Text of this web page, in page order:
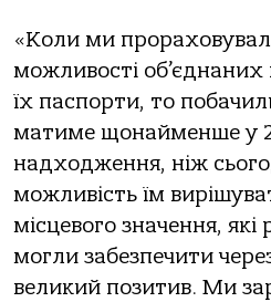
«Коли ми
можливості
їх паспорти, то
матиме щонайменше у
надходження, ніж
можливість їм
місцевого значення,
могли забезпечити
великий позитив. Ми